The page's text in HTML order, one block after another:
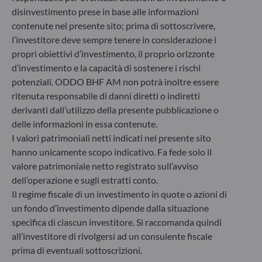
6, rue Gabriel Lippmann
L-5365 Munsbach
Lussemburgo
+352 45 76 76 245
Società di gestione patrimoniale approvata dalla
Commission de Surveillance du Secteur Financier (CSSF) –
Registro commerciale: B 29891
Comunicazione sulle sanzioni dell'UE contro la Russia
Nel quadro delle sanzioni adottate dall’Unione europea per
reagire alla crisi ucraina, Le comunichiamo che,
considerando le disposizioni dei regolamenti UE
n°833/2014 e UE n°398/2022, la sottoscrizione di quote di
fondi gestiti dalla Società di Gestione è vietata ai cittadini
russi o bielorussi, a chiunque risieda fisicamente in Russia o
in Bielorussia o a qualsiasi persona giuridica, entità o
organismo costituito in Russia o in Bielorussia, ad eccezione
dei cittadini di uno Stato membro dell’Unione europea e
disinvestimento prese in base alle informazioni
contenute nel presente sito; prima di sottoscrivere,
l’investitore deve sempre tenere in considerazione i
propri obiettivi d’investimento, il proprio orizzonte
d’investimento e la capacità di sostenere i rischi
potenziali. ODDO BHF AM non potrà inoltre essere
ritenuta responsabile di danni diretti o indiretti
derivanti dall’utilizzo della presente pubblicazione o
delle informazioni in essa contenute.
I valori patrimoniali netti indicati nel presente sito
hanno unicamente scopo indicativo. Fa fede solo il
valore patrimoniale netto registrato sull’avviso
dell’operazione e sugli estratti conto.
Il regime fiscale di un investimento in quote o azioni di
un fondo d’investimento dipende dalla situazione
specifica di ciascun investitore. Si raccomanda quindi
all’investitore di rivolgersi ad un consulente fiscale
prima di eventuali sottoscrizioni.